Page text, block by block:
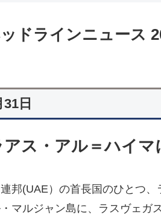
ドラインニュース
日
ス・アル＝ハイ
邦(UAE）の首長国のひとつ
マルジャン島に、ラスヴェガ